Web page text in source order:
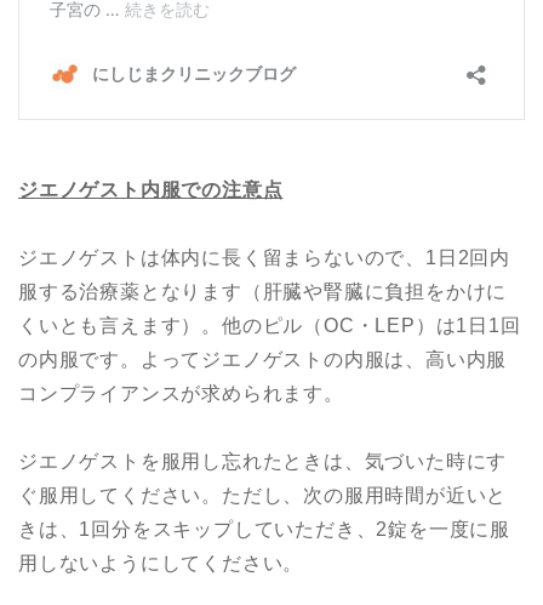
ジエノゲスト内服での注意点
ジエノゲストは体内に長く留まらないので、1日2回内
服する治療薬となります（肝臓や腎臓に負担をかけに
くいとも言えます）。他のピル（OC・LEP）は1日1回
の内服です。よってジエノゲストの内服は、高い内服
コンプライアンスが求められます。
ジエノゲストを服用し忘れたときは、気づいた時にす
ぐ服用してください。ただし、次の服用時間が近いと
きは、1回分をスキップしていただき、2錠を一度に服
用しないようにしてください。